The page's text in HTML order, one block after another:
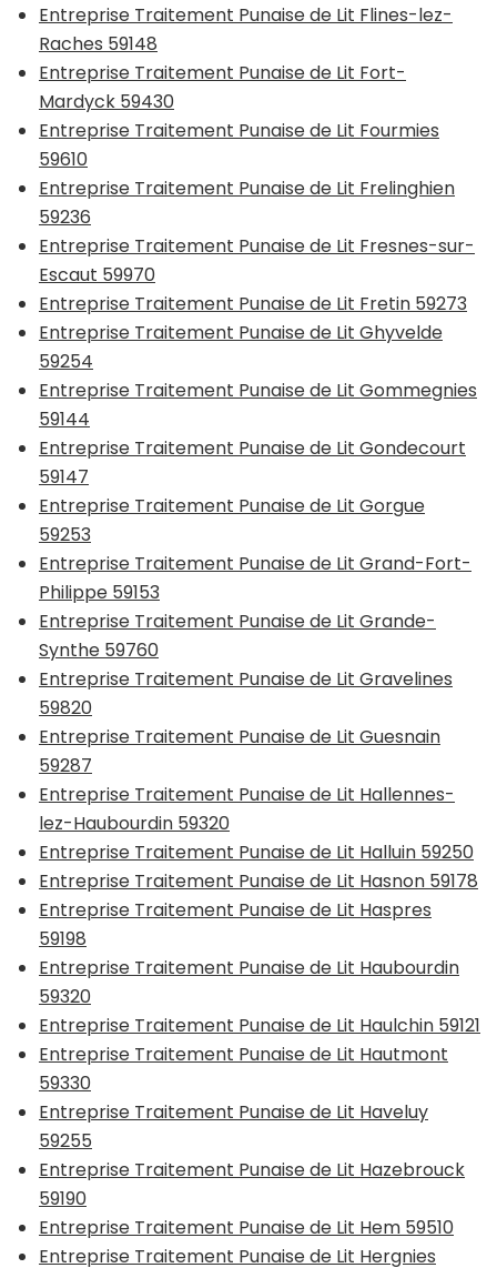
Entreprise Traitement Punaise de Lit Flines-lez-
Raches 59148
Entreprise Traitement Punaise de Lit Fort-
Mardyck 59430
Entreprise Traitement Punaise de Lit Fourmies
59610
Entreprise Traitement Punaise de Lit Frelinghien
59236
Entreprise Traitement Punaise de Lit Fresnes-sur-
Escaut 59970
Entreprise Traitement Punaise de Lit Fretin 59273
Entreprise Traitement Punaise de Lit Ghyvelde
59254
Entreprise Traitement Punaise de Lit Gommegnies
59144
Entreprise Traitement Punaise de Lit Gondecourt
59147
Entreprise Traitement Punaise de Lit Gorgue
59253
Entreprise Traitement Punaise de Lit Grand-Fort-
Philippe 59153
Entreprise Traitement Punaise de Lit Grande-
Synthe 59760
Entreprise Traitement Punaise de Lit Gravelines
59820
Entreprise Traitement Punaise de Lit Guesnain
59287
Entreprise Traitement Punaise de Lit Hallennes-
lez-Haubourdin 59320
Entreprise Traitement Punaise de Lit Halluin 59250
Entreprise Traitement Punaise de Lit Hasnon 59178
Entreprise Traitement Punaise de Lit Haspres
59198
Entreprise Traitement Punaise de Lit Haubourdin
59320
Entreprise Traitement Punaise de Lit Haulchin 59121
Entreprise Traitement Punaise de Lit Hautmont
59330
Entreprise Traitement Punaise de Lit Haveluy
59255
Entreprise Traitement Punaise de Lit Hazebrouck
59190
Entreprise Traitement Punaise de Lit Hem 59510
Entreprise Traitement Punaise de Lit Hergnies